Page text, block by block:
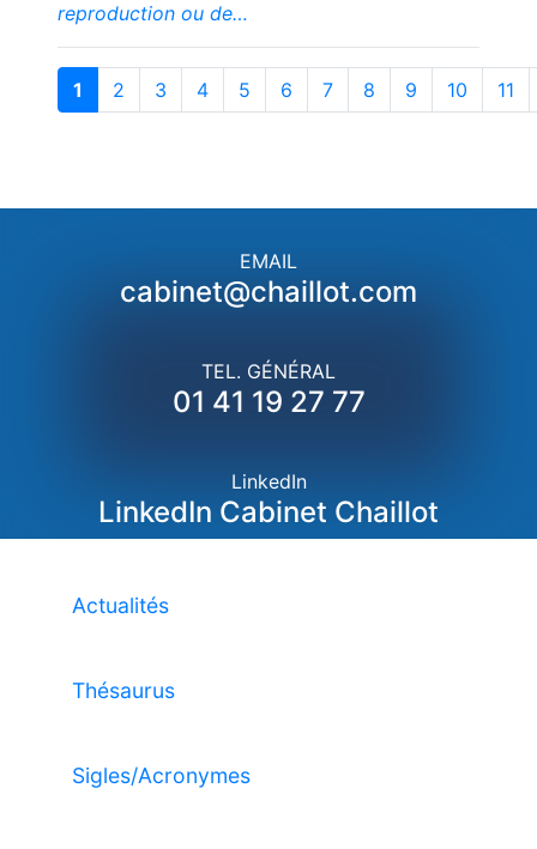
reproduction ou de…
1 2 3 4 5 6 7 8 9 10 11
EMAIL
cabinet@chaillot.com
TEL. GÉNÉRAL
01 41 19 27 77
LinkedIn
LinkedIn Cabinet Chaillot
Actualités
Thésaurus
Sigles/Acronymes